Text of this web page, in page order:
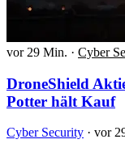
vor 29 Min. · Cyber
DroneShield
Potter hält Kauf
Cyber Security · vor